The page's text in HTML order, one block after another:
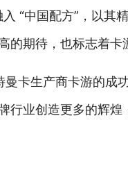
“中国配方”，以
期待，也标志着卡
卡生产商卡游的成
行业创造更多的辉